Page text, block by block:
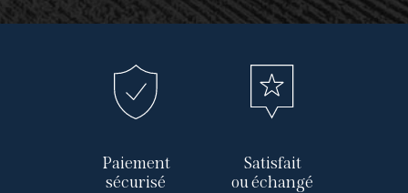
Paiement
sécurisé
Satisfait
ou échangé